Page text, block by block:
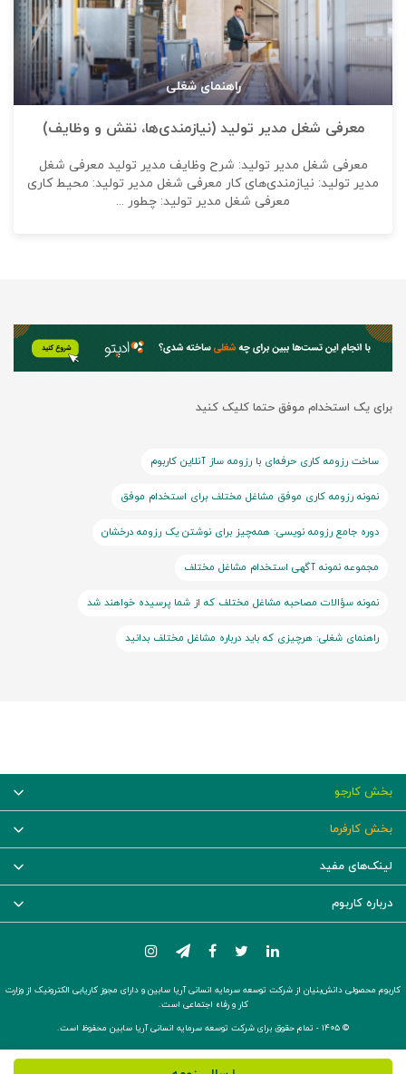
راهنمای شغلی
معرفی شغل مدیر تولید (نیازمندی‌ها، نقش و وظایف)
معرفی شغل مدیر تولید: شرح وظایف مدیر تولید معرفی شغل
مدیر تولید: نیازمندی‌های کار معرفی شغل مدیر تولید: محیط کاری
معرفی شغل مدیر تولید: چطور ...
برای یک استخدام موفق حتما کلیک کنید
ساخت رزومه کاری حرفه‌ای با رزومه ساز آنلاین کاربوم
نمونه رزومه کاری موفق مشاغل مختلف برای استخدام موفق
دوره جامع رزومه نویسی: همه‌چیز برای نوشتن یک رزومه درخشان
مجموعه نمونه آگهی استخدام مشاغل مختلف
نمونه سؤالات مصاحبه مشاغل مختلف که از شما پرسیده خواهند شد
راهنمای شغلی: هرچیزی که باید درباره مشاغل مختلف بدانید
بخش کارجو
بخش کارفرما
لینک‌های مفید
درباره کاربوم
کاربوم محصولی دانش‌بنیان از شرکت توسعه سرمایه انسانی آریا سابین و دارای مجوز کاریابی الکترونیک از وزارت
کار و رفاه اجتماعی است.
© ۱۴۰۵ -
تمام حقوق برای شرکت توسعه سرمایه انسانی آریا سابین محفوظ است.